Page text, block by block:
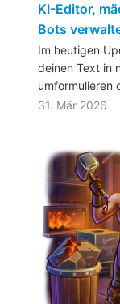
KI-Editor,
Bots
Im heutigen
deinen Text in
umformulieren
31. Mär 2026